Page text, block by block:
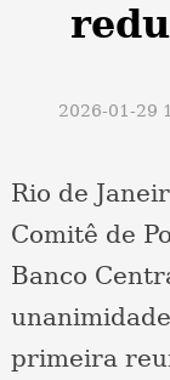
2026-01-29
Rio de
Comitê de
Banco
primeira